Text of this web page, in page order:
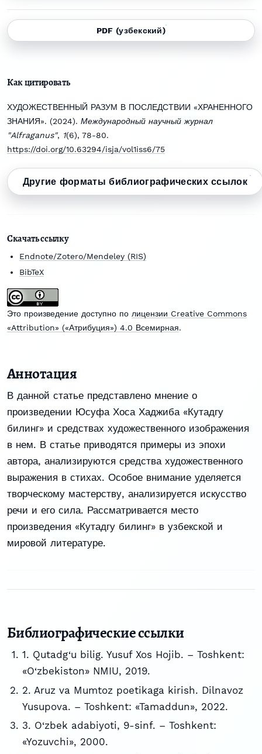
PDF (узбекский)
Как цитировать
ХУДОЖЕСТВЕННЫЙ РАЗУМ В ПОСЛЕДСТВИИ «ХРАНЕННОГО
ЗНАНИЯ». (2024). Международный научный журнал
"Alfraganus", 1(6), 78-80.
https://doi.org/10.63294/isja/vol1iss6/75
Другие форматы библиографических ссылок
Скачать ссылку
Endnote/Zotero/Mendeley (RIS)
BibTeX
Это произведение доступно по лицензии Creative Commons
«Attribution» («Атрибуция») 4.0 Всемирная.
Аннотация
В данной статье представлено мнение о
произведении Юсуфа Хоса Хаджиба «Кутадгу
билинг» и средствах художественного изображения
в нем. В статье приводятся примеры из эпохи
автора, анализируются средства художественного
выражения в стихах. Особое внимание уделяется
творческому мастерству, анализируется искусство
речи и его сила. Рассматривается место
произведения «Кутадгу билинг» в узбекской и
мировой литературе.
Библиографические ссылки
1. Qutadg‘u bilig. Yusuf Xos Hojib. – Toshkent:
«O‘zbekiston» NMIU, 2019.
2. Aruz va Mumtoz poetikaga kirish. Dilnavoz
Yusupova. – Toshkent: «Tamaddun», 2022.
3. O‘zbek adabiyoti, 9-sinf. – Toshkent:
«Yozuvchi», 2000.